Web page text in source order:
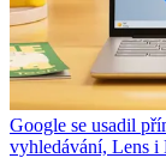
Google se usadil
vyhledávání, Lens i